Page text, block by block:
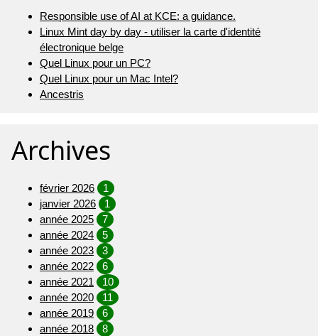
Responsible use of AI at KCE: a guidance.
Linux Mint day by day - utiliser la carte d'identité
électronique belge
Quel Linux pour un PC?
Quel Linux pour un Mac Intel?
Ancestris
Archives
février 2026
1
janvier 2026
1
année 2025
7
année 2024
5
année 2023
3
année 2022
6
année 2021
10
année 2020
11
année 2019
6
année 2018
8